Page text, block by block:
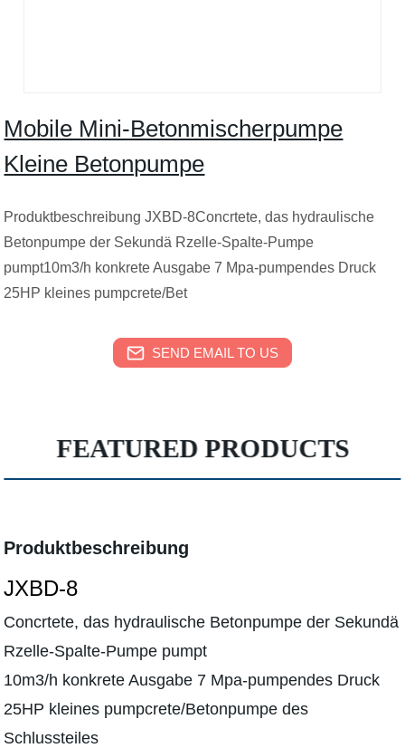
Mobile Mini-Betonmischerpumpe
Kleine Betonpumpe
Produktbeschreibung JXBD-8Concrtete, das hydraulische
Betonpumpe der Sekundä Rzelle-Spalte-Pumpe
pumpt10m3/h konkrete Ausgabe 7 Mpa-pumpendes Druck
25HP kleines pumpcrete/Bet
SEND EMAIL TO US
FEATURED PRODUCTS
Produktbeschreibung
JXBD-8
Concrtete, das hydraulische Betonpumpe der Sekundä
Rzelle-Spalte-Pumpe pumpt
10m3/h konkrete Ausgabe 7 Mpa-pumpendes Druck
25HP kleines pumpcrete/Betonpumpe des
Schlussteiles